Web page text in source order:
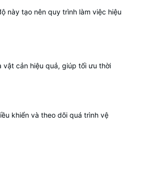
này tạo nên quy trình làm việc hiệu
cản hiệu quả, giúp tối ưu thời
khiển và theo dõi quá trình vệ